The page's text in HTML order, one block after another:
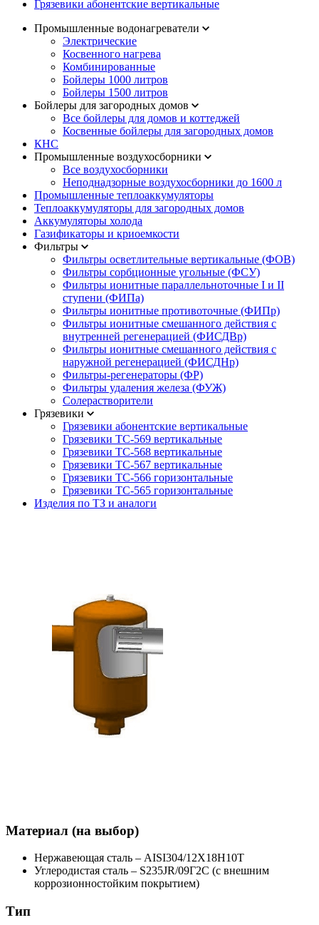
Грязевики абонентские вертикальные
Промышленные водонагреватели
Электрические
Косвенного нагрева
Комбинированные
Бойлеры 1000 литров
Бойлеры 1500 литров
Бойлеры для загородных домов
Все бойлеры для домов и коттеджей
Косвенные бойлеры для загородных домов
КНС
Промышленные воздухосборники
Все воздухосборники
Неподнадзорные воздухосборники до 1600 л
Промышленные теплоаккумуляторы
Теплоаккумуляторы для загородных домов
Аккумуляторы холода
Газификаторы и криоемкости
Фильтры
Фильтры осветлительные вертикальные (ФОВ)
Фильтры сорбционные угольные (ФСУ)
Фильтры ионитные параллельноточные I и II
cтупени (ФИПа)
Фильтры ионитные противоточные (ФИПр)
Фильтры ионитные смешанного действия с
внутренней регенерацией (ФИСДВр)
Фильтры ионитные смешанного действия с
наружной регенерацией (ФИСДНр)
Фильтры-регенераторы (ФР)
Фильтры удаления железа (ФУЖ)
Солерастворители
Грязевики
Грязевики абонентские вертикальные
Грязевики ТС-569 вертикальные
Грязевики ТС-568 вертикальные
Грязевики ТС-567 вертикальные
Грязевики ТС-566 горизонтальные
Грязевики ТС-565 горизонтальные
Изделия по ТЗ и аналоги
Материал (на выбор)
Нержавеющая сталь – AISI304/12Х18Н10Т
Углеродистая сталь – S235JR/09Г2С (с внешним
коррозионностойким покрытием)
Тип